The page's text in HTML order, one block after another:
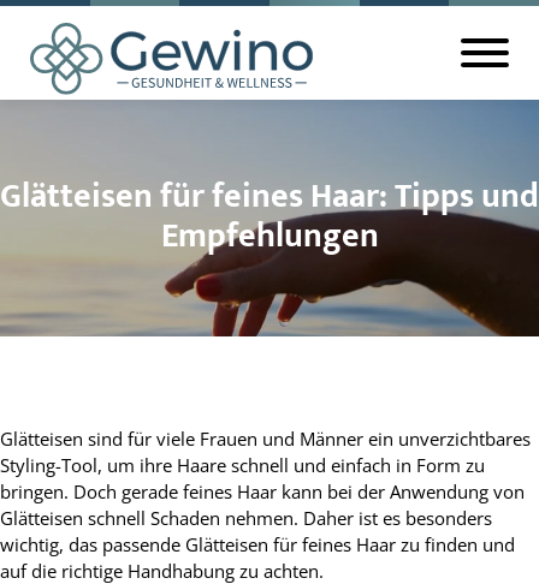
Glätteisen für feines Haar: Tipps und
Empfehlungen
Glätteisen sind für viele Frauen und Männer ein unverzichtbares
Styling-Tool, um ihre Haare schnell und einfach in Form zu
bringen. Doch gerade feines Haar kann bei der Anwendung von
Glätteisen schnell Schaden nehmen. Daher ist es besonders
wichtig, das passende Glätteisen für feines Haar zu finden und
auf die richtige Handhabung zu achten.